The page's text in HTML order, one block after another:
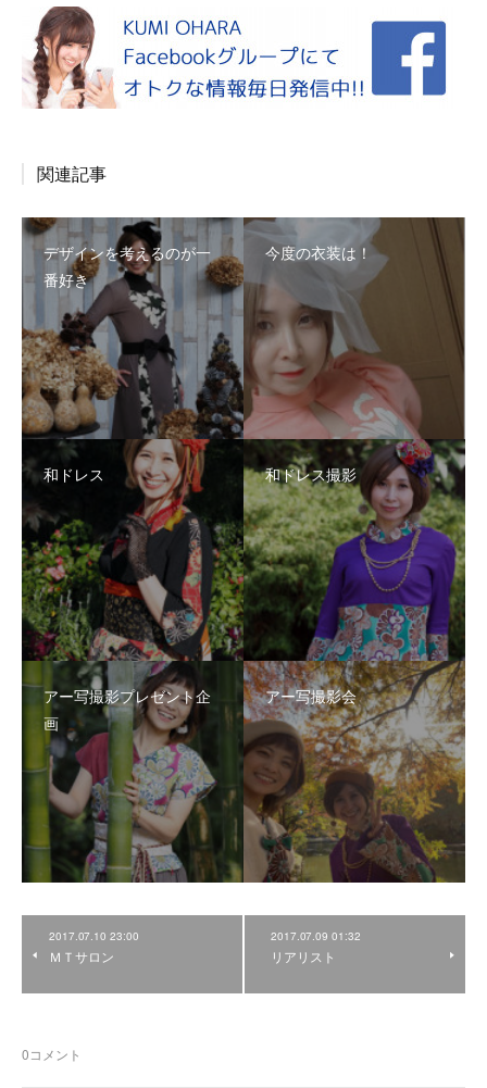
関連記事
デザインを考えるのが一
番好き
今度の衣装は！
和ドレス 和ドレス撮影
アー写撮影プレゼント企
画
アー写撮影会
2017.07.10 23:00
ＭＴサロン
2017.07.09 01:32
リアリスト
0コメント